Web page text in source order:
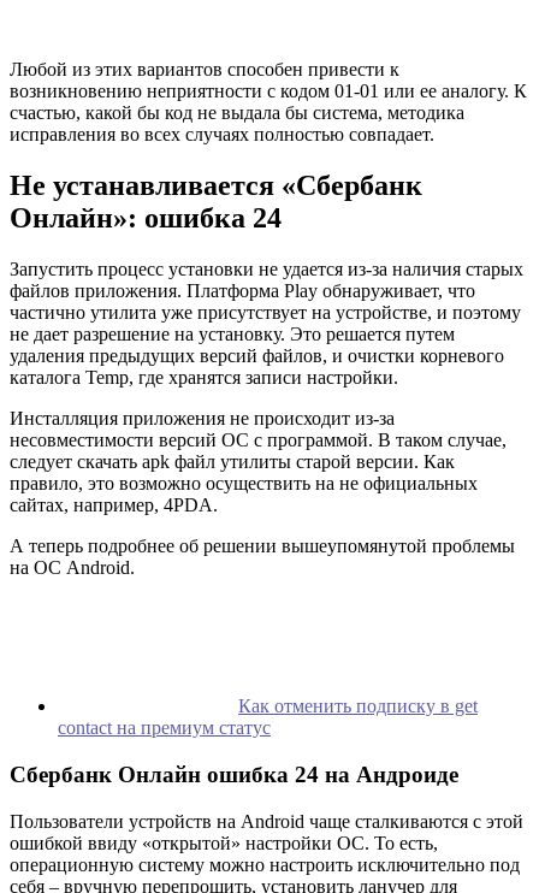
Любой из этих вариантов способен привести к
возникновению неприятности с кодом 01-01 или ее аналогу. К
счастью, какой бы код не выдала бы система, методика
исправления во всех случаях полностью совпадает.
Не устанавливается «Сбербанк
Онлайн»: ошибка 24
Запустить процесс установки не удается из-за наличия старых
файлов приложения. Платформа Play обнаруживает, что
частично утилита уже присутствует на устройстве, и поэтому
не дает разрешение на установку. Это решается путем
удаления предыдущих версий файлов, и очистки корневого
каталога Temp, где хранятся записи настройки.
Инсталляция приложения не происходит из-за
несовместимости версий ОС с программой. В таком случае,
следует скачать apk файл утилиты старой версии. Как
правило, это возможно осуществить на не официальных
сайтах, например, 4PDA.
А теперь подробнее об решении вышеупомянутой проблемы
на ОС Android.
Как отменить подписку в get
contact на премиум статус
Сбербанк Онлайн ошибка 24 на Андроиде
Пользователи устройств на Android чаще сталкиваются с этой
ошибкой ввиду «открытой» настройки ОС. То есть,
операционную систему можно настроить исключительно под
себя – вручную перепрошить, установить ланучер для